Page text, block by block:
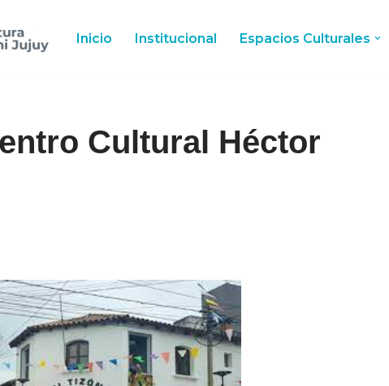
Inicio Institucional Espacios Culturales
Cultural Héctor